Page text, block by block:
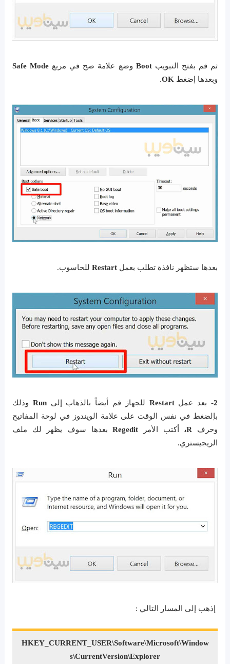
ثم قم بفتح التبويبBoot وضع علامة صح في مربع Safe Mode
وبعدها إضغط OK
.
بعدها ستظهر نافذة تطلب بعمل Restart للحاسوب.
2- بعد عملRestart للجهاز قم أيضاً بالذهاب إلىRun وذلك
بإلضغط في نفس الوقت على علامة الويندوز في لوحة المفاتيح
وحرف R، أكتب الأمر Regedit
بعدها سوف يظهر لك ملف
الريجيستري.
إذهب إلى المسار التالي :
HKEY_CURRENT_USER\Software\Microsoft\Window
s\CurrentVersion\Explorer